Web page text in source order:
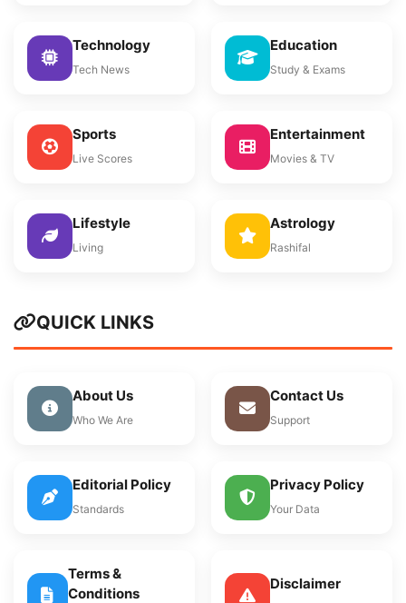
Technology
Tech News
Education
Study & Exams
Sports
Live Scores
Entertainment
Movies & TV
Lifestyle
Living
Astrology
Rashifal
QUICK LINKS
About Us
Who We Are
Contact Us
Support
Editorial Policy
Standards
Privacy Policy
Your Data
Terms &
Conditions
Disclaimer